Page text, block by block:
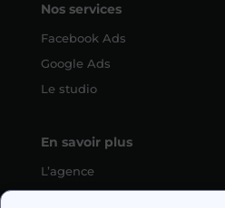
Nos services
Facebook Ads
Google Ads
Le studio
En savoir plus
L’agence